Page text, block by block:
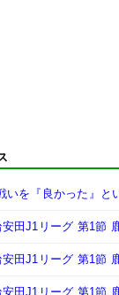
いを『良かった』と
田J1リーグ 第1節
田J1リーグ 第1節
田J1リーグ 第1節